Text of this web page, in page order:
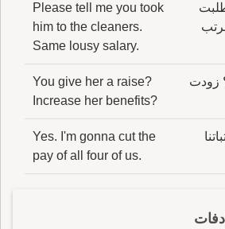
Please tell me you took
him to the cleaners.
Same lousy salary.
زودت
You give her a raise?
Increase her benefits?
Yes. I'm gonna cut the
pay of all four of us.